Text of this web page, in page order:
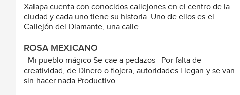
Xalapa cuenta con conocidos callejones en el centro de la
ciudad y cada uno tiene su historia. Uno de ellos es el
Callejón del Diamante, una calle...
ROSA MEXICANO
Mi pueblo mágico Se cae a pedazos Por falta de
creatividad, de Dinero o flojera, autoridades Llegan y se van
sin hacer nada Productivo...